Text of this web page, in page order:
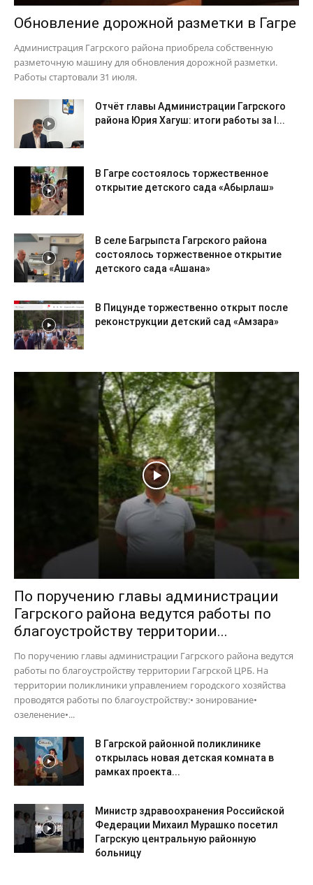
Обновление дорожной разметки в Гагре
Администрация Гагрского района приобрела собственную
разметочную машину для обновления дорожной разметки.
Работы стартовали 31 июля.
Отчёт главы Администрации Гагрского
района Юрия Хагуш: итоги работы за I...
В Гагре состоялось торжественное
открытие детского сада «Абырлаш»
В селе Багрыпста Гагрского района
состоялось торжественное открытие
детского сада «Ашана»
В Пицунде торжественно открыт после
реконструкции детский сад «Амзара»
По поручению главы администрации
Гагрского района ведутся работы по
благоустройству территории...
По поручению главы администрации Гагрского района ведутся
работы по благоустройству территории Гагрской ЦРБ. На
территории поликлиники управлением городского хозяйства
проводятся работы по благоустройству:• зонирование•
озеленение•...
В Гагрской районной поликлинике
открылась новая детская комната в
рамках проекта...
Министр здравоохранения Российской
Федерации Михаил Мурашко посетил
Гагрскую центральную районную
больницу